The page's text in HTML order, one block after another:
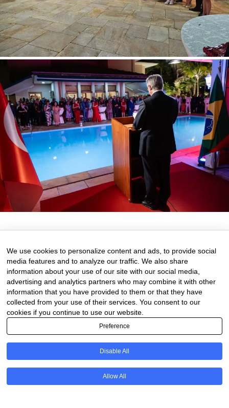
We use cookies to personalize content and ads, to provide social
media features and to analyze our traffic. We also share
information about your use of our site with our social media,
advertising and analytics partners who may combine it with other
information that you have provided to them or that they have
collected from your use of their services. You consent to our
cookies if you continue to use our website.
Preference
Disable All
Allow All